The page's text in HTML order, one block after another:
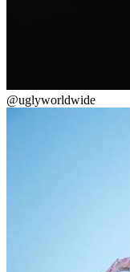
@uglyworldwide